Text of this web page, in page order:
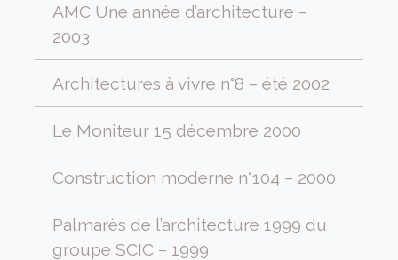
AMC Une année d’architecture –
2003
Architectures à vivre n°8 – été 2002
Le Moniteur 15 décembre 2000
Construction moderne n°104 – 2000
Palmarès de l’architecture 1999 du
groupe SCIC – 1999